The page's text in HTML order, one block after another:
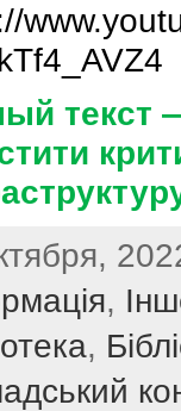
текст
,
,